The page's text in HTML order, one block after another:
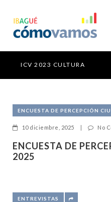
ICV 2023 CULTURA
ENCUESTA DE PERCEPCIÓN
10 diciembre, 2025 | No
ENCUESTA DE
2025
ENTREVISTAS